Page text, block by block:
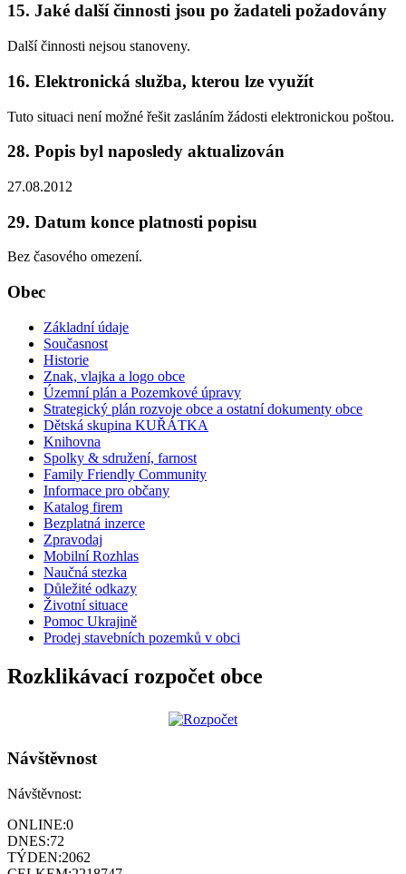
15. Jaké další činnosti jsou po žadateli požadovány
Další činnosti nejsou stanoveny.
16. Elektronická služba, kterou lze využít
Tuto situaci není možné řešit zasláním žádosti elektronickou poštou.
28. Popis byl naposledy aktualizován
27.08.2012
29. Datum konce platnosti popisu
Bez časového omezení.
Obec
Základní údaje
Současnost
Historie
Znak, vlajka a logo obce
Územní plán a Pozemkové úpravy
Strategický plán rozvoje obce a ostatní dokumenty obce
Dětská skupina KUŘÁTKA
Knihovna
Spolky & sdružení, farnost
Family Friendly Community
Informace pro občany
Katalog firem
Bezplatná inzerce
Zpravodaj
Mobilní Rozhlas
Naučná stezka
Důležité odkazy
Životní situace
Pomoc Ukrajině
Prodej stavebních pozemků v obci
Rozklikávací rozpočet obce
Návštěvnost
Návštěvnost:
ONLINE:0
DNES:72
TÝDEN:2062